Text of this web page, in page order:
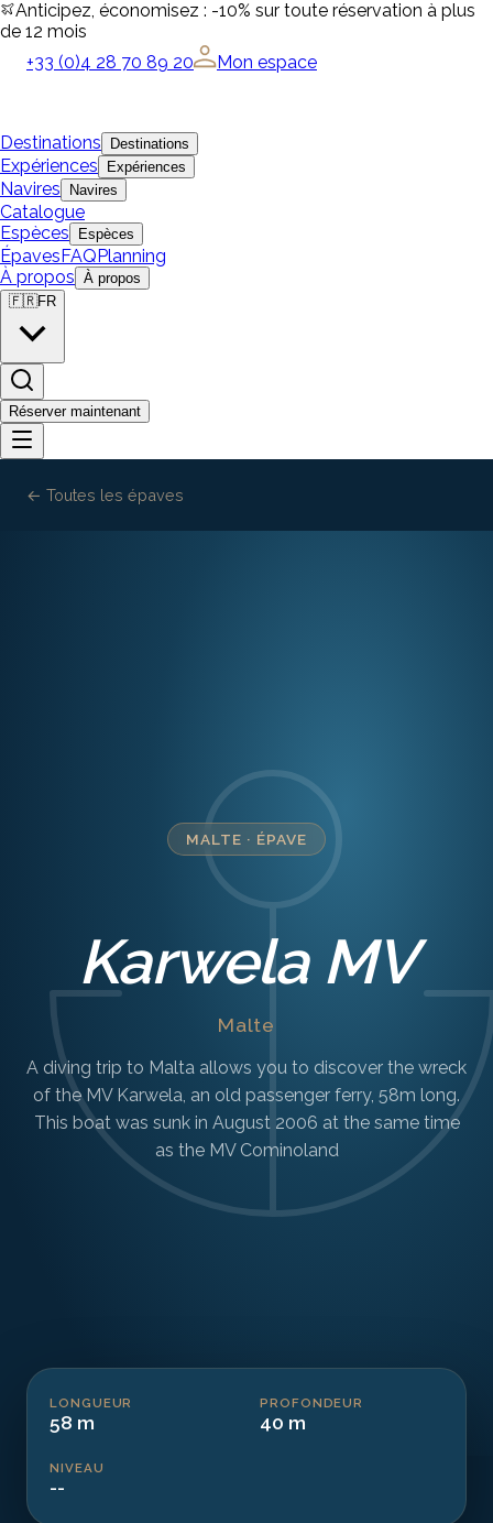
Anticipez, économisez : -10% sur toute réservation à plus
de 12 mois
+33 (0)4 28 70 89 20
Mon espace
Destinations Destinations
Expériences Expériences
Navires Navires
Catalogue
Espèces
Espèces
ÉpavesFAQPlanning
À propos À propos
🇫🇷FR
Réserver maintenant
← Toutes les épaves
MALTE · ÉPAVE
Karwela MV
Malte
A diving trip to Malta allows you to discover the wreck
of the MV Karwela, an old passenger ferry, 58m long.
This boat was sunk in August 2006 at the same time
as the MV Cominoland
LONGUEUR
58 m
PROFONDEUR
40 m
NIVEAU
--